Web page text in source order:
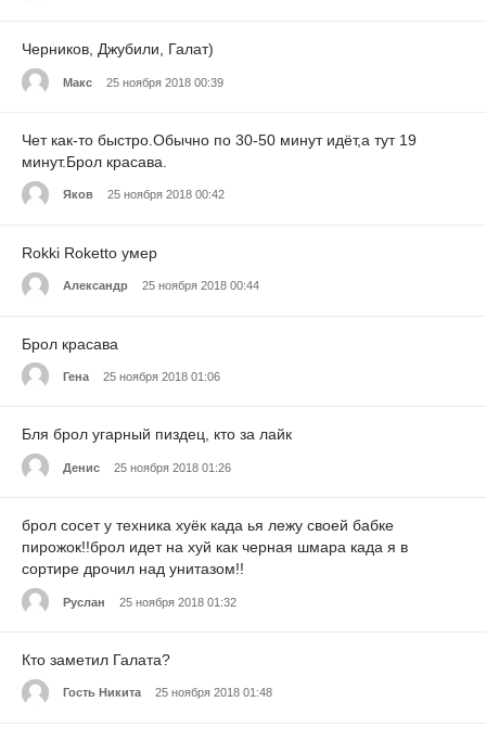
Черников, Джубили, Галат)
Макс 25 ноября 2018 00:39
Чет как-то быстро.Обычно по 30-50 минут идёт,а тут 19
минут.Брол красава.
Яков 25 ноября 2018 00:42
Rokki Roketto умер
Александр 25 ноября 2018 00:44
Брол красава
Гена 25 ноября 2018 01:06
Бля брол угарный пиздец, кто за лайк
Денис 25 ноября 2018 01:26
брол сосет у техника хуёк када ья лежу своей бабке
пирожок!!брол идет на хуй как черная шмара када я в
сортире дрочил над унитазом!!
Руслан 25 ноября 2018 01:32
Кто заметил Галата?
Гость Никита 25 ноября 2018 01:48